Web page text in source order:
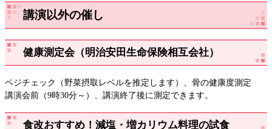
講演以外の催し
健康測定会（明治安田生命保険相互会社）
ベジチェック（野菜摂取レベルを推定します）、骨の健康度測定
講演会前（9時30分～）、講演終了後に測定できます。
食改おすすめ！減塩・増カリウム料理の試食